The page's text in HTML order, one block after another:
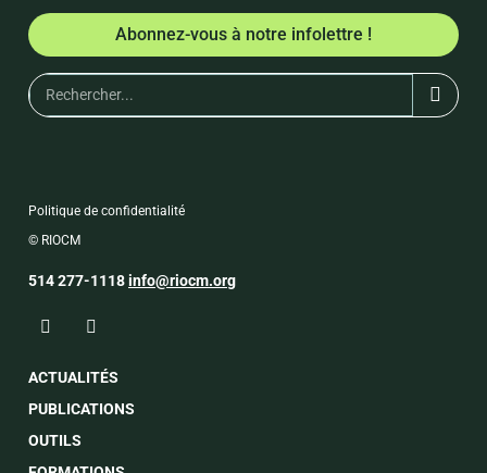
Abonnez-vous à notre infolettre !
Politique de confidentialité
© RIOCM
514 277-1118info@riocm.org
ACTUALITÉS
PUBLICATIONS
OUTILS